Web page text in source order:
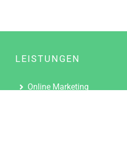
LEISTUNGEN
Online Marketing